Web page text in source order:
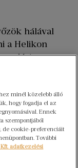
hálával
a Helikon
amiért
fáradságot,
kevésbé
is
és
minél közelebb álló
hogy fogadja el az
Ennek
szempontjából
de cookie-preferenciáit
További
adatkezelési